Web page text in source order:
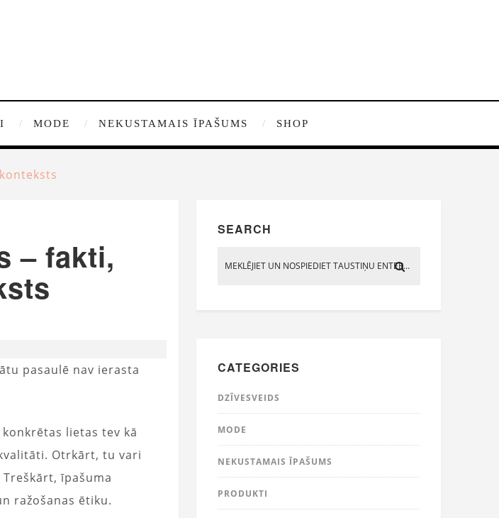
MODE NEKUSTAMAIS ĪPAŠUMS SHOP
– fakti,
pasaulē nav ierasta
lietas tev kā
Otrkārt, tu vari
īpašuma
ražošanas ētiku.
SEARCH
CATEGORIES
DZĪVESVEIDS
MODE
NEKUSTAMAIS ĪPAŠUMS
PRODUKTI